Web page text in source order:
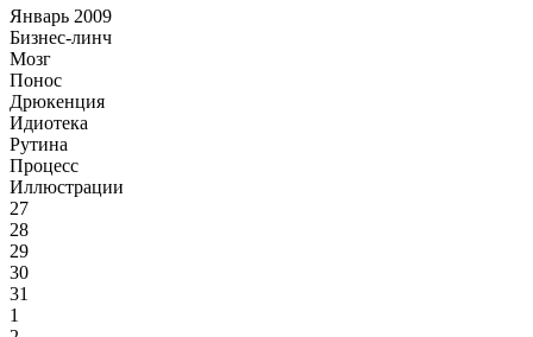
Январь 2009
Бизнес-линч
Мозг
Понос
Дрюкенция
Идиотека
Рутина
Процесс
Иллюстрации
27
28
29
30
31
1